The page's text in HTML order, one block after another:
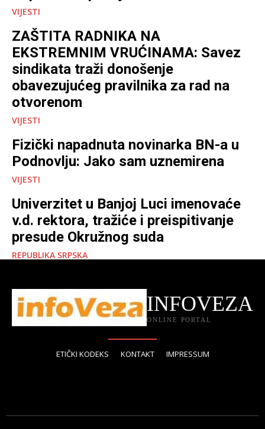
VIJESTI
ZAŠTITA RADNIKA NA
EKSTREMNIM VRUĆINAMA: Savez
sindikata traži donošenje
obavezujućeg pravilnika za rad na
otvorenom
VIJESTI
Fizički napadnuta novinarka BN-a u
Podnovlju: Jako sam uznemirena
VIJESTI
Univerzitet u Banjoj Luci imenovaće
v.d. rektora, tražiće i preispitivanje
presude Okružnog suda
REPUBLIKA SRPSKA
INFOVEZA
ONLINE PORTAL
ETIČKI KODEKS KONTAKT IMPRESSUM